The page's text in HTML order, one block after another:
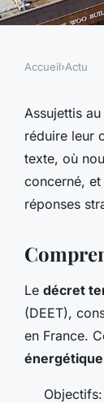
:
?
Accueil›Actu
Assujettis
réduire leur
texte, où
concerné,
réponses
Le décret
(DEET),
en France.
énergétique
Objectifs